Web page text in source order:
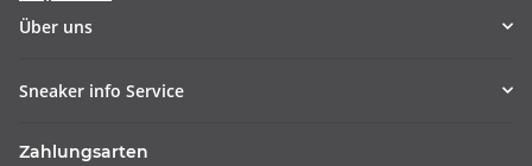
Über uns
Sneaker info Service
Zahlungsarten